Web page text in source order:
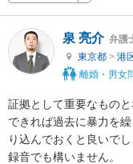
泉 亮介 弁護
東京都 > 港
離婚・男女
証拠として重要なものと
できれば過去に暴力を
り込んでおくと良いでし
録音でも構いません。